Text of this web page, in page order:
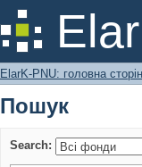
Пошук
ElarK-PNU: головна
Пошук
Search: